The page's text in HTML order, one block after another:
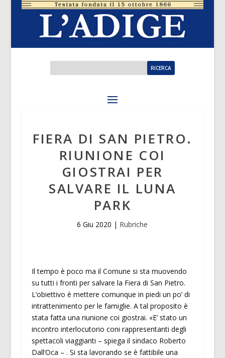
FIERA DI SAN PIETRO.
RIUNIONE COI
GIOSTRAI PER
SALVARE IL LUNA
PARK
6 Giu 2020 | Rubriche
Il tempo è poco ma il Comune si sta muovendo
su tutti i fronti per salvare la Fiera di San Pietro.
L’obiettivo è mettere comunque in piedi un po’ di
intrattenimento per le famiglie. A tal proposito è
stata fatta una riunione coi giostrai. «E’ stato un
incontro interlocutorio coni rappresentanti degli
spettacoli viaggianti – spiega il sindaco Roberto
Dall’Oca – . Si sta lavorando se è fattibile una